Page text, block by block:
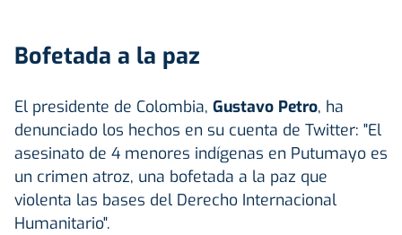
Bofetada a la paz
El presidente de Colombia, Gustavo Petro, ha
denunciado los hechos en su cuenta de Twitter: "El
asesinato de 4 menores indígenas en Putumayo es
un crimen atroz, una bofetada a la paz que
violenta las bases del Derecho Internacional
Humanitario".